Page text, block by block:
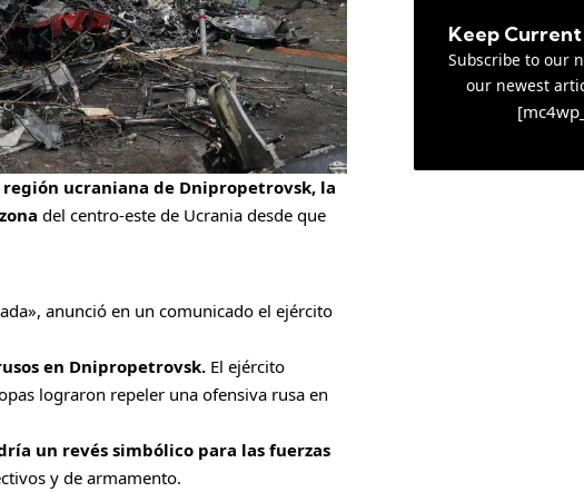
ucraniana de Dnipropetrovsk, la
del centro-este de Ucrania desde que
anunció en un comunicado el ejército
en Dnipropetrovsk. El ejército
lograron repeler una ofensiva rusa en
un revés simbólico para las fuerzas
y de armamento.
Keep
Subscribe to our
our newest